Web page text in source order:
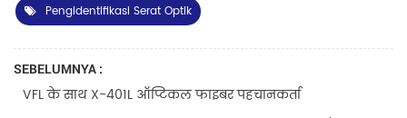
Pengidentifikasi Serat Optik
SEBELUMNYA :
VFL के साथ X-401L ऑप्टिकल फाइबर पहचानकर्ता